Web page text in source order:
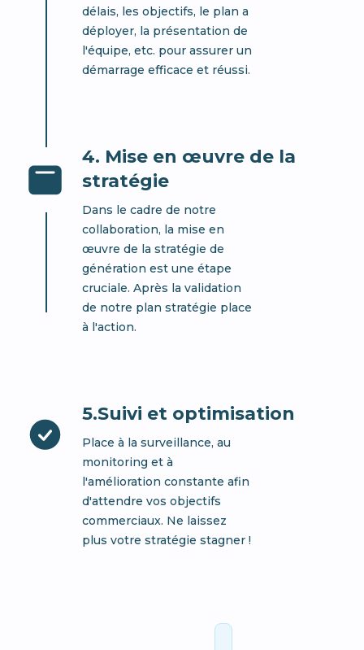
délais, les objectifs, le plan a
déployer, la présentation de
l'équipe, etc. pour assurer un
démarrage efficace et réussi.
4. Mise en œuvre de la
stratégie
Dans le cadre de notre
collaboration, la mise en
œuvre de la stratégie de
génération est une étape
cruciale. Après la validation
de notre plan stratégie place
à l'action.
5.Suivi et optimisation
Place à la surveillance, au
monitoring et à
l'amélioration constante afin
d'attendre vos objectifs
commerciaux. Ne laissez
plus votre stratégie stagner !